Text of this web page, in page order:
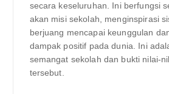
secara keseluruhan. Ini berfungsi
akan misi sekolah, menginspirasi
berjuang mencapai keunggulan
dampak positif pada dunia. Ini
semangat sekolah dan bukti nilai-
tersebut.